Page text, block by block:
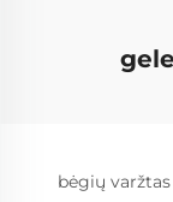
bėgių varžtas